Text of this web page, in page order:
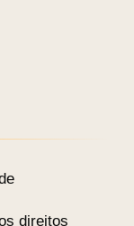
direitos